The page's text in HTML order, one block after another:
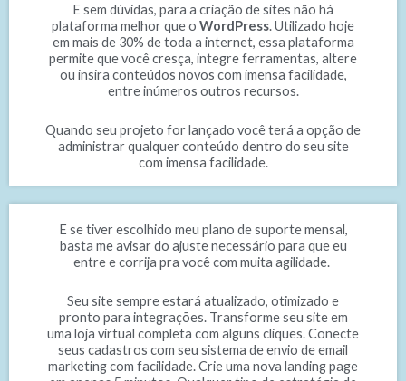
E sem dúvidas, para a criação de sites não há
plataforma melhor que o WordPress. Utilizado hoje
em mais de 30% de toda a internet, essa plataforma
permite que você cresça, integre ferramentas, altere
ou insira conteúdos novos com imensa facilidade,
entre inúmeros outros recursos.
Quando seu projeto for lançado você terá a opção de
administrar qualquer conteúdo dentro do seu site
com imensa facilidade.
E se tiver escolhido meu plano de suporte mensal,
basta me avisar do ajuste necessário para que eu
entre e corrija pra você com muita agilidade.
Seu site sempre estará atualizado, otimizado e
pronto para integrações. Transforme seu site em
uma loja virtual completa com alguns cliques. Conecte
seus cadastros com seu sistema de envio de email
marketing com facilidade. Crie uma nova landing page